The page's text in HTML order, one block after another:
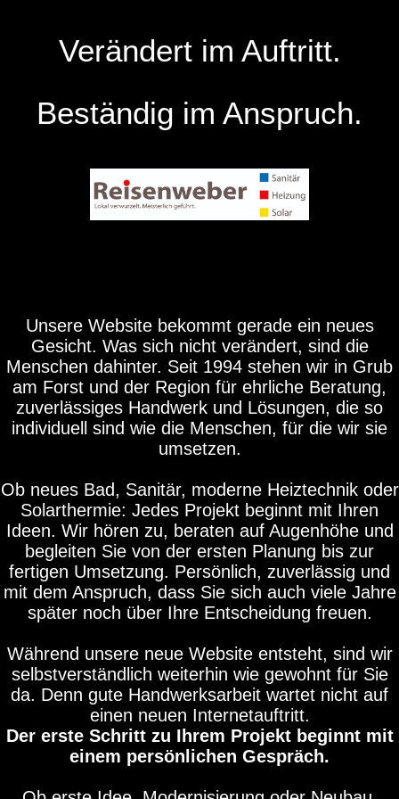
Verändert im Auftritt.
Beständig im Anspruch.
Unsere Website bekommt gerade ein neues
Gesicht. Was sich nicht verändert, sind die
Menschen dahinter. Seit 1994 stehen wir in Grub
am Forst und der Region für ehrliche Beratung,
zuverlässiges Handwerk und Lösungen, die so
individuell sind wie die Menschen, für die wir sie
umsetzen.
Ob neues Bad, Sanitär, moderne Heiztechnik oder
Solarthermie: Jedes Projekt beginnt mit Ihren
Ideen. Wir hören zu, beraten auf Augenhöhe und
begleiten Sie von der ersten Planung bis zur
fertigen Umsetzung. Persönlich, zuverlässig und
mit dem Anspruch, dass Sie sich auch viele Jahre
später noch über Ihre Entscheidung freuen.
Während unsere neue Website entsteht, sind wir
selbstverständlich weiterhin wie gewohnt für Sie
da. Denn gute Handwerksarbeit wartet nicht auf
einen neuen Internetauftritt.
Der erste Schritt zu Ihrem Projekt beginnt mit
einem persönlichen Gespräch.